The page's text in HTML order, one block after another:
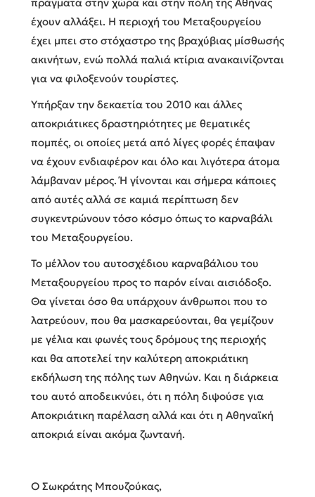
έχουν αλλάξει. Η περιοχή του Μεταξουργείου
έχει μπει στο στόχαστρο της βραχύβιας μίσθωσής
ακινήτων, ενώ πολλά παλιά κτίρια ανακαινίζονται
για να φιλοξενούν τουρίστες.
Υπήρξαν την δεκαετία του 2010 και άλλες
αποκριάτικες δραστηριότητες με θεματικές
πομπές, οι οποίες μετά από λίγες φορές έπαψαν
να έχουν ενδιαφέρον και όλο και λιγότερα άτομα
λάμβαναν μέρος. Ή γίνονται και σήμερα κάποιες
από αυτές αλλά σε καμιά περίπτωση δεν
συγκεντρώνουν τόσο κόσμο όπως το καρναβάλι
του Μεταξουργείου.
Το μέλλον του αυτοσχέδιου καρναβάλιου του
Μεταξουργείου προς το παρόν είναι αισιόδοξο.
Θα γίνεται όσο θα υπάρχουν άνθρωποι που το
λατρεύουν, που θα μασκαρεύονται, θα γεμίζουν
με γέλια και φωνές τους δρόμους της περιοχής
και θα αποτελεί την καλύτερη αποκριάτικη
εκδήλωση της πόλης των Αθηνών. Και η διάρκεια
του αυτό αποδεικνύει, ότι η πόλη διψούσε για
Αποκριάτικη παρέλαση αλλά και ότι η Αθηναϊκή
αποκριά είναι ακόμα ζωντανή.
Ο Σωκράτης Μπουζούκας,